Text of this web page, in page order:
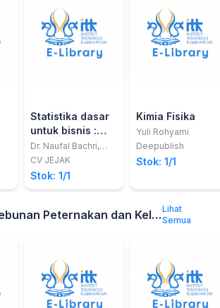
Statistika dasar
untuk bisnis :
teori,
pendekatan, dan
contoh kasusnya
Dr. Naufal Bachri,
S.E., M.B.A.
CV JEJAK
Stok: 1/1
Kimia Fisika
Yuli Rohyami
Deepublish
Stok: 1/1
Pertanian Perkebunan Peternakan dan KelautanLihat
Semua